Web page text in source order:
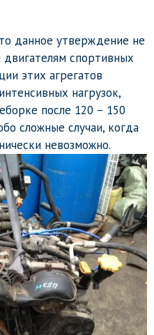
данное утверждение не
спортивных
этих агрегатов
нагрузок,
после 120 – 150
сложные случаи, когда
невозможно.